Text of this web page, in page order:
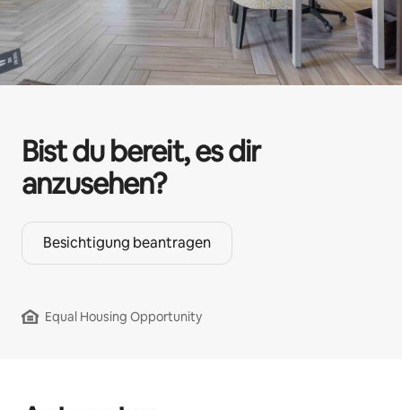
Bist du bereit, es dir
anzusehen?
Besichtigung beantragen
Equal Housing Opportunity